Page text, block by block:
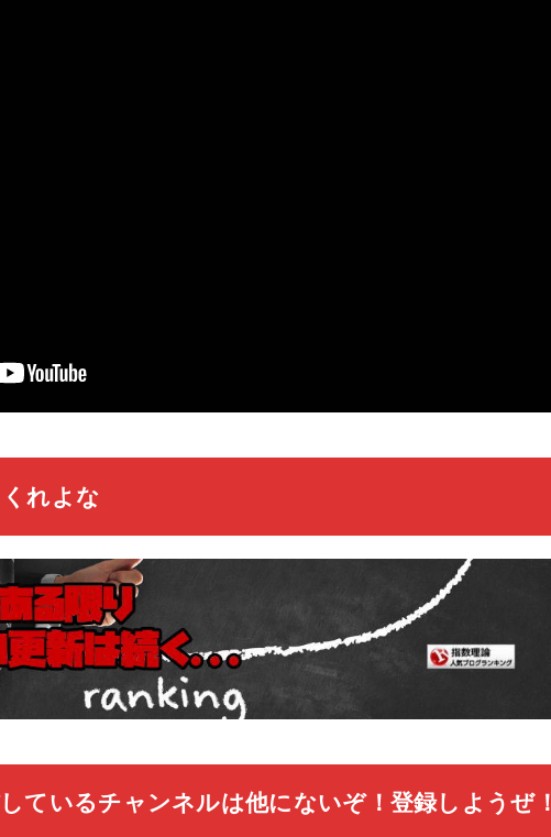
れよな
ているチャンネルは他にないぞ！登録しようぜ！